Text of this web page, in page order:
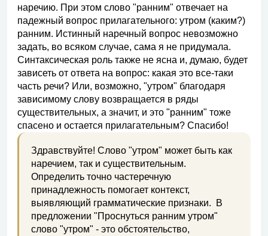
наречию. При этом слово "ранним" отвечает на
падежный вопрос прилагательного: утром (каким?)
ранним. Истинный наречный вопрос невозможно
задать, во всяком случае, сама я не придумала.
Синтаксическая роль также не ясна и, думаю, будет
зависеть от ответа на вопрос: какая это все-таки
часть речи? Или, возможно, "утром" благодаря
зависимому слову возвращается в ряды
существительных, а значит, и это "ранним" тоже
спасено и остается прилагательным? Спасибо!
Здравствуйте! Слово "утром" может быть как
наречием, так и существительным.
Определить точно частеречную
принадлежность помогает контекст,
выявляющий грамматические признаки. В
предложении "Проснуться ранним утром"
слово "утром" - это обстоятельство,